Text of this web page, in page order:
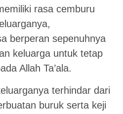
rasa cemburu
berperan sepenuhnya
keluarga untuk tetap
Allah Ta’ala.
terhindar dari
buruk serta keji